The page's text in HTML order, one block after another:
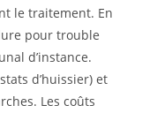
le traitement. En
pour trouble
d’instance.
d’huissier) et
Les coûts